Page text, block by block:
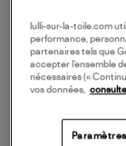
lulli-sur-la-toile.com
performance,
partenaires tels que
accepter l’ensemble
nécessaires («
vos données,